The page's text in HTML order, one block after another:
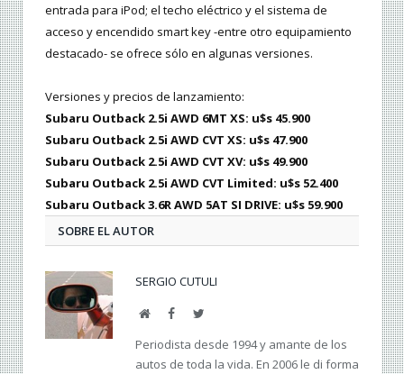
entrada para iPod; el techo eléctrico y el sistema de
acceso y encendido smart key -entre otro equipamiento
destacado- se ofrece sólo en algunas versiones.
Versiones y precios de lanzamiento:
Subaru Outback 2.5i AWD 6MT XS: u$s 45.900
Subaru Outback 2.5i AWD CVT XS: u$s 47.900
Subaru Outback 2.5i AWD CVT XV: u$s 49.900
Subaru Outback 2.5i AWD CVT Limited: u$s 52.400
Subaru Outback 3.6R AWD 5AT SI DRIVE: u$s 59.900
SOBRE EL AUTOR
SERGIO CUTULI
WebFacebookTwitter
Periodista desde 1994 y amante de los
autos de toda la vida. En 2006 le di forma